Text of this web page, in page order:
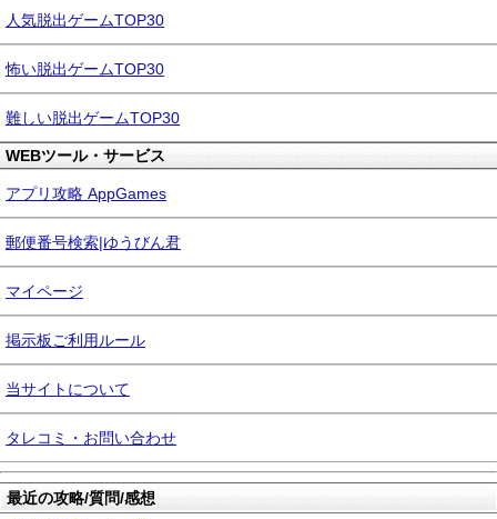
人気脱出ゲームTOP30
怖い脱出ゲームTOP30
難しい脱出ゲームTOP30
WEBツール・サービス
アプリ攻略 AppGames
郵便番号検索|ゆうびん君
マイページ
掲示板ご利用ルール
当サイトについて
タレコミ・お問い合わせ
最近の攻略/質問/感想